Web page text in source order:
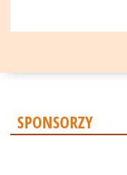
SPONSORZY